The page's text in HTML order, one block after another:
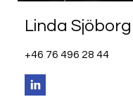
Linda Sjöborg
+46 76 496 28 44